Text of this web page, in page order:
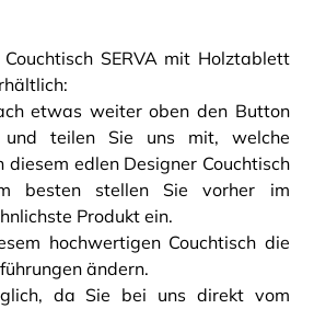
SERVA mit Holztablett
etwas weiter oben den Button
und teilen Sie uns mit, welche
diesem edlen Designer Couchtisch
besten stellen Sie vorher im
Produkt ein.
hochwertigen Couchtisch die
ändern.
da Sie bei uns direkt vom